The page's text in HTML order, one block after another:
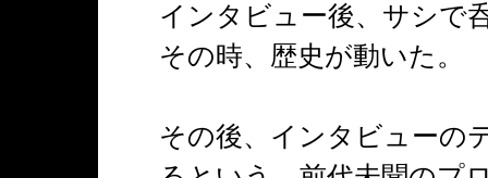
インタビュー後、サシで
その時、歴史が動いた。
その後、インタビューの